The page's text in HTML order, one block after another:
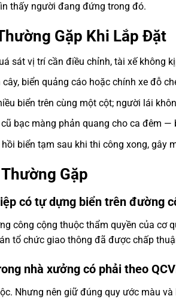
thấy người đang đứng trong đó.
Gặp Khi Lắp Đặt
sát vị trí cần điều chỉnh, tài xế không
cây, biển quảng cáo hoặc chính xe đỗ
biển trên cùng một cột; người lái
cũ bạc màng phản quang cho ca đêm
biển tạm sau khi thi công xong, gây
Gặp
có tự dựng biển trên đường
công cộng thuộc thẩm quyền của cơ
tổ chức giao thông đã được chấp
nhà xưởng có phải theo
Nhưng nên giữ đúng quy ước màu